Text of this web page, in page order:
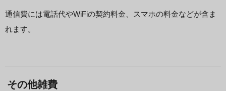
通信費には電話代やWiFiの契約料金、スマホの料金などが含ま
れます。
その他雑費